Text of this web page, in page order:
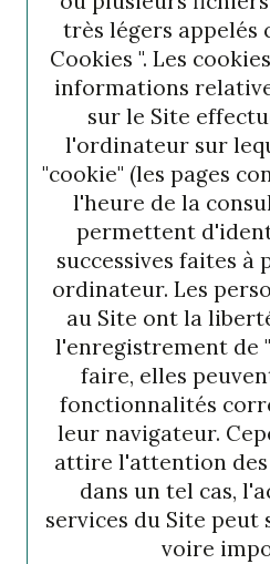
très légers appelés
Cookies ". Les
informations
sur le Site
l'ordinateur sur
"cookie" (les pages
l'heure de la
permettent
successives faites
ordinateur. Les
au Site ont la
l'enregistrement de
faire, elles
fonctionnalités
leur navigateur.
attire l'attention
dans un tel cas,
services du Site peut
voire